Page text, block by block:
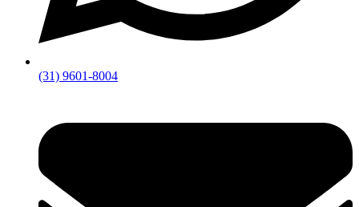
(31) 9601-8004